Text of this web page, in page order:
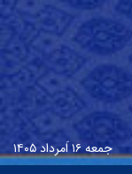
جمعه۱۶ اَمرداد ۱۴۰۵